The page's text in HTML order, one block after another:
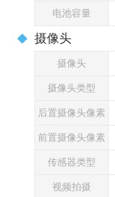
电池容量
摄像头
摄像头
摄像头类型
后置摄像头像素
前置摄像头像素
传感器类型
视频拍摄